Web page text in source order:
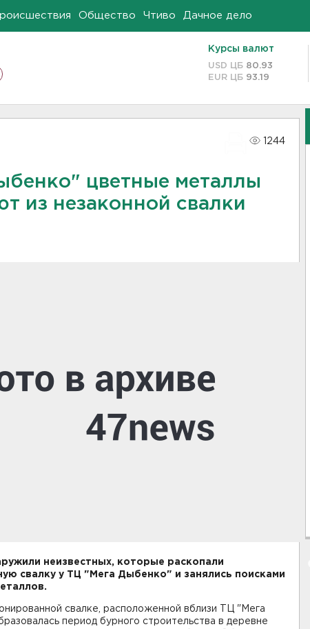
Общество Чтиво Дачное дело
Курсы валют
USD ЦБ 80.93
EUR ЦБ 93.19
1244
цветные металлы
из незаконной свалки
неизвестных, которые раскопали
свалку у ТЦ "Мега Дыбенко" и занялись поисками
свалке, расположенной вблизи ТЦ "Мега
период бурного строительства в деревне